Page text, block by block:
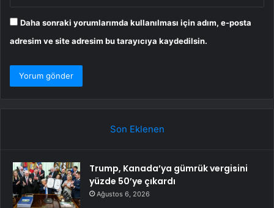
Daha sonraki yorumlarımda kullanılması için adım, e-posta
adresim ve site adresim bu tarayıcıya kaydedilsin.
Son Eklenen
Trump, Kanada’ya gümrük vergisini
yüzde 50’ye çıkardı
Ağustos 6, 2026